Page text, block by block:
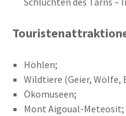
Höhlen;
Wildtiere (Geier, Wölfe,
Ökomuseen;
Mont Aigoual-Meteosit;